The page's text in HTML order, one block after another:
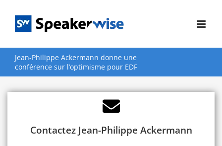
contenu
Jean-Philippe Ackermann donne une
conférence sur l’optimisme pour EDF
Contactez Jean-Philippe Ackermann